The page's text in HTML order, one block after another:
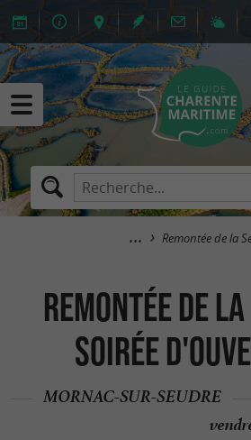
Remontée de la
Remontée de
Soirée
MORNAC-SUR-SEUDRE